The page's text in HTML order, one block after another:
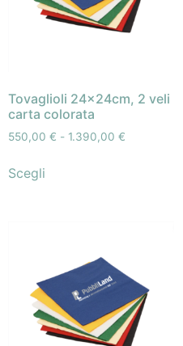
Tovaglioli 24x24cm, 2 veli
carta colorata
550,00 € - 1.390,00 €
Scegli